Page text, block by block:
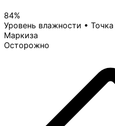
84%
Уровень влажности •
Маркиза
Осторожно